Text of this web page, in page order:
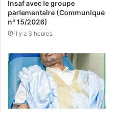
Insaf avec le groupe
parlementaire (Communiqué
n° 15/2026)
il y a 3 heures